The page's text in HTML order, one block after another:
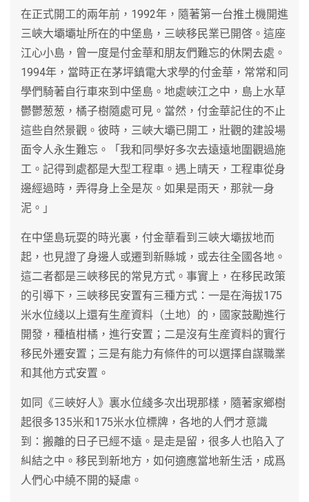
在正式開工的兩年前，1992年，隨著第一台推土機開進
三峽大壩壩址所在的中堡島，三峽移民業已開啓。這座
江心小島，曾一度是付金華和朋友們難忘的休閑去處。
1994年，當時正在茅坪鎮電大求學的付金華，常常和同
學們騎著自行車來到中堡島。地處峽江之中，島上水草
鬱鬱葱葱，橘子樹隨處可見。當然，付金華記住的不止
這些自然景觀。彼時，三峽大壩已開工，壯觀的建設場
面令人永生難忘。「我和同學好多次去遠遠地圍觀過施
工。記得到處都是大型工程車。遇上晴天，工程車從身
邊經過時，弄得身上全是灰。如果是雨天，那就一身
泥。」
在中堡島玩耍的時光裏，付金華看到三峽大壩拔地而
起，也見證了身邊人或遷到新縣城，或去往全國各地。
這二者都是三峽移民的常見方式。事實上，在移民政策
的引導下，三峽移民安置有三種方式：一是在海拔175
米水位綫以上還有生産資料（土地）的，國家鼓勵進行
開發，種植柑橘，進行安置；二是沒有生産資料的實行
移民外遷安置；三是有能力有條件的可以選擇自謀職業
和其他方式安置。
如同《三峽好人》裏水位綫多次出現那樣，隨著家鄉樹
起很多135米和175米水位標牌，各地的人們才意識
到：搬離的日子已經不遠。是走是留，很多人也陷入了
糾結之中。移民到新地方，如何適應當地新生活，成爲
人們心中繞不開的疑慮。